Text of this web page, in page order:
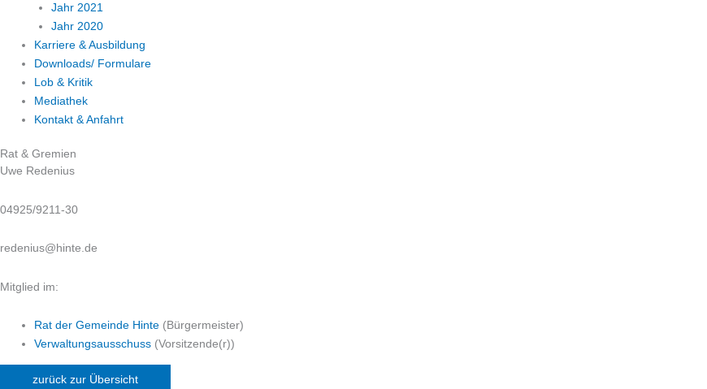
Jahr 2021
Jahr 2020
Karriere & Ausbildung
Downloads/ Formulare
Lob & Kritik
Mediathek
Kontakt & Anfahrt
Rat & Gremien
Uwe Redenius
04925/9211-30
redenius@hinte.de
Mitglied im:
Rat der Gemeinde Hinte (Bürgermeister)
Verwaltungsausschuss (Vorsitzende(r))
zurück zur Übersicht